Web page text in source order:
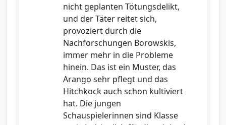
nicht geplanten Tötungsdelikt,
und der Täter reitet sich,
provoziert durch die
Nachforschungen Borowskis,
immer mehr in die Probleme
hinein. Das ist ein Muster, das
Arango sehr pflegt und das
Hitchkock auch schon kultiviert
hat. Die jungen
Schauspielerinnen sind Klasse